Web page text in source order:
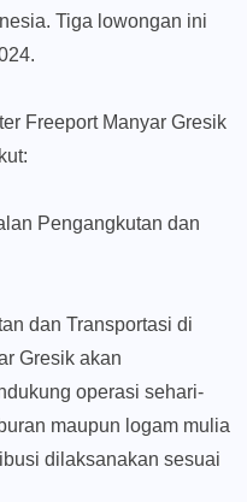
Tiga lowongan ini
Freeport Manyar Gresik
Pengangkutan dan
dan Transportasi di
Gresik akan
operasi sehari-
maupun logam mulia
dilaksanakan sesuai